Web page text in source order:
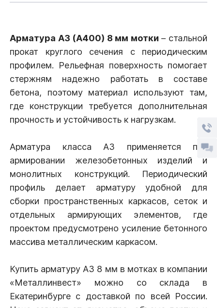
Арматура А3 (А400) 8 мм мотки – стальной
прокат круглого сечения с периодическим
профилем. Рельефная поверхность помогает
стержням надежно работать в составе
бетона, поэтому материал используют там,
где конструкции требуется дополнительная
прочность и устойчивость к нагрузкам.
Арматура класса А3 применяется при
армировании железобетонных изделий и
монолитных конструкций. Периодический
профиль делает арматуру удобной для
сборки пространственных каркасов, сеток и
отдельных армирующих элементов, где
проектом предусмотрено усиление бетонного
массива металлическим каркасом.
Купить арматуру А3 8 мм в мотках в компании
«Металлинвест» можно со склада в
Екатеринбурге с доставкой по всей России.